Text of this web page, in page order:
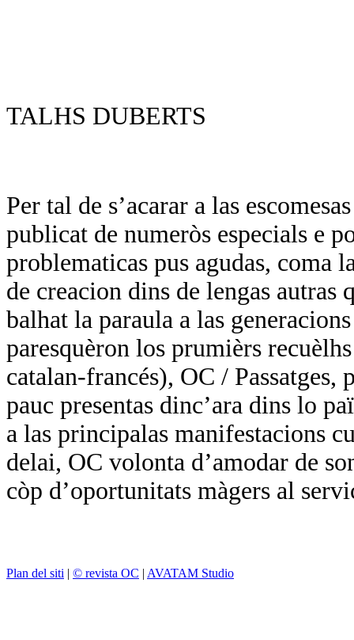
TALHS DUBERTS
Per tal de s’acarar a las
publicat de numeròs especials e
problematicas pus agudas, coma
de creacion dins de lengas autras
balhat la paraula a las
paresquèron los prumièrs
catalan-francés), OC / Passatges,
pauc presentas dinc’ara dins lo
a las principalas manifestacions
delai, OC volonta d’amodar de
còp d’oportunitats màgers al
Plan del siti | © revista OC | AVATAM Studio